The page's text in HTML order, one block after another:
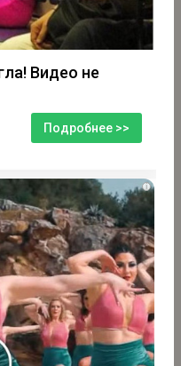
Видео не
Подробнее >>
i